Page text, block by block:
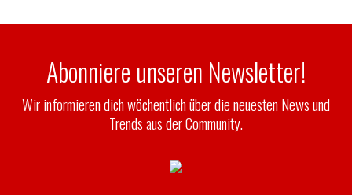
Abonniere unseren Newsletter!
Wir informieren dich wöchentlich über die neuesten News und
Trends aus der Community.